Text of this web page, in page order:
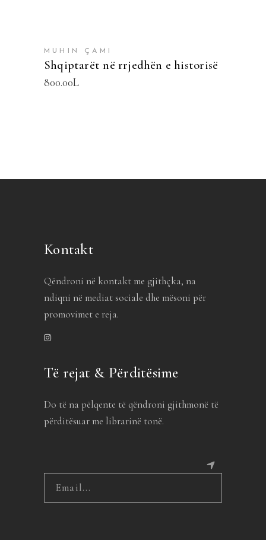
MUHIN ÇAMI
Shqiptarët në rrjedhën e historisë
800.00L
Kontakt
Qëndroni në kontakt me gjithçka, na
ndiqni në mediat sociale dhe mësoni për
promovimet e reja.
Të rejat & Përditësime
Do të na pëlqente të qëndroni gjithmonë të
përditësuar me librarinë tonë.